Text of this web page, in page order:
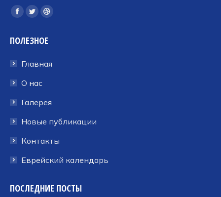
Ищите нас:
Страница
открывается
новом
окне
Страница
открывается
новом
окне
Страница
открывается
новом
ПОЛЕЗНОЕ
Главная
О нас
Галерея
Новые публикации
Контакты
Еврейский календарь
ПОСЛЕДНИЕ ПОСТЫ